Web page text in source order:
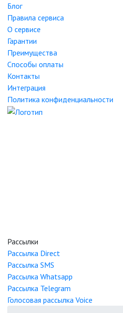
Блог
Правила сервиса
О сервисе
Гарантии
Преимущества
Способы оплаты
Контакты
Интеграция
Политика конфиденциальности
Рассылки
Рассылка Direct
Рассылка SMS
Рассылка Whatsapp
Рассылка Telegram
Голосовая рассылка Voice